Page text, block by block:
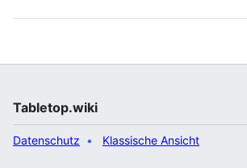
Tabletop.wiki
Datenschutz Klassische Ansicht